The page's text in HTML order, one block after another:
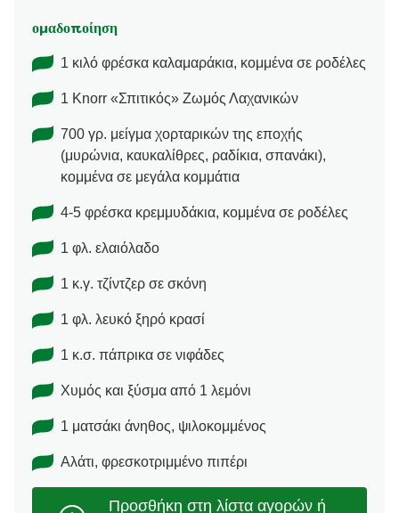
ομαδοποίηση
1 κιλό φρέσκα καλαμαράκια, κομμένα σε ροδέλες
1 Knorr «Σπιτικός» Ζωμός Λαχανικών
700 γρ. μείγμα χορταρικών της εποχής
(μυρώνια, καυκαλίθρες, ραδίκια, σπανάκι),
κομμένα σε μεγάλα κομμάτια
4-5 φρέσκα κρεμμυδάκια, κομμένα σε ροδέλες
1 φλ. ελαιόλαδο
1 κ.γ. τζίντζερ σε σκόνη
1 φλ. λευκό ξηρό κρασί
1 κ.σ. πάπρικα σε νιφάδες
Χυμός και ξύσμα από 1 λεμόνι
1 ματσάκι άνηθος, ψιλοκομμένος
Αλάτι, φρεσκοτριμμένο πιπέρι